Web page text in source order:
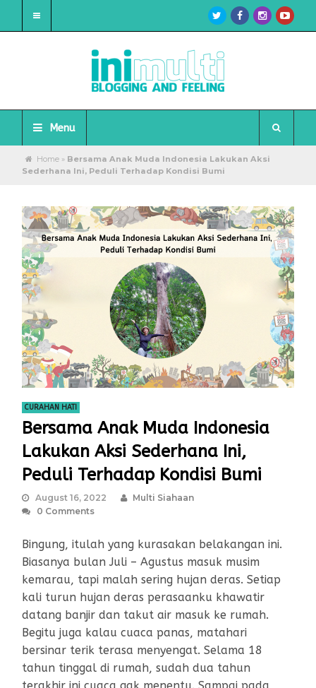
Menu
Home» Bersama Anak Muda Indonesia Lakukan Aksi
Sederhana Ini, Peduli Terhadap Kondisi Bumi
CURAHAN HATI
Bersama Anak Muda Indonesia
Lakukan Aksi Sederhana Ini,
Peduli Terhadap Kondisi Bumi
August 16, 2022
Multi Siahaan
0 Comments
Bingung, itulah yang kurasakan belakangan ini.
Biasanya bulan Juli – Agustus masuk musim
kemarau, tapi malah sering hujan deras. Setiap
kali turun hujan deras perasaanku khawatir
datang banjir dan takut air masuk ke rumah.
Begitu juga kalau cuaca panas, matahari
bersinar terik terasa menyengat. Selama 18
tahun tinggal di rumah, sudah dua tahun